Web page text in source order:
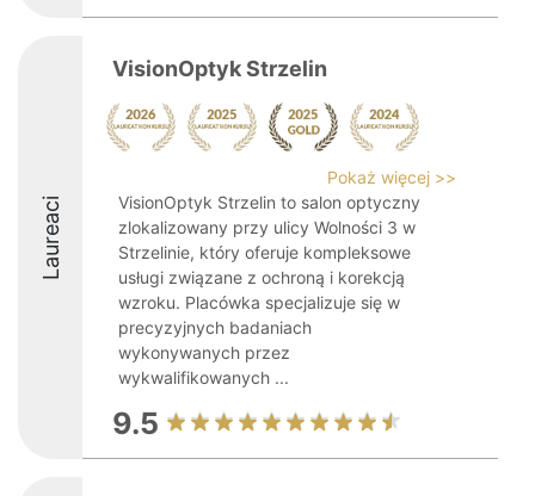
Laureaci
VisionOptyk Strzelin
Pokaż więcej >>
VisionOptyk Strzelin to salon optyczny
zlokalizowany przy ulicy Wolności 3 w
Strzelinie, który oferuje kompleksowe
usługi związane z ochroną i korekcją
wzroku. Placówka specjalizuje się w
precyzyjnych badaniach
wykonywanych przez
wykwalifikowanych ...
9.5